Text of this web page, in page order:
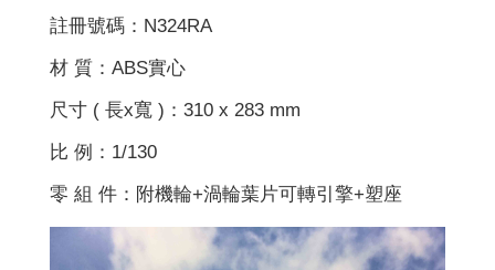
註冊號碼：N324RA
材 質：ABS實心
尺寸 ( 長x寬 )：310 x 283 mm
比 例：1/130
零 組 件：附機輪+渦輪葉片可轉引擎+塑座